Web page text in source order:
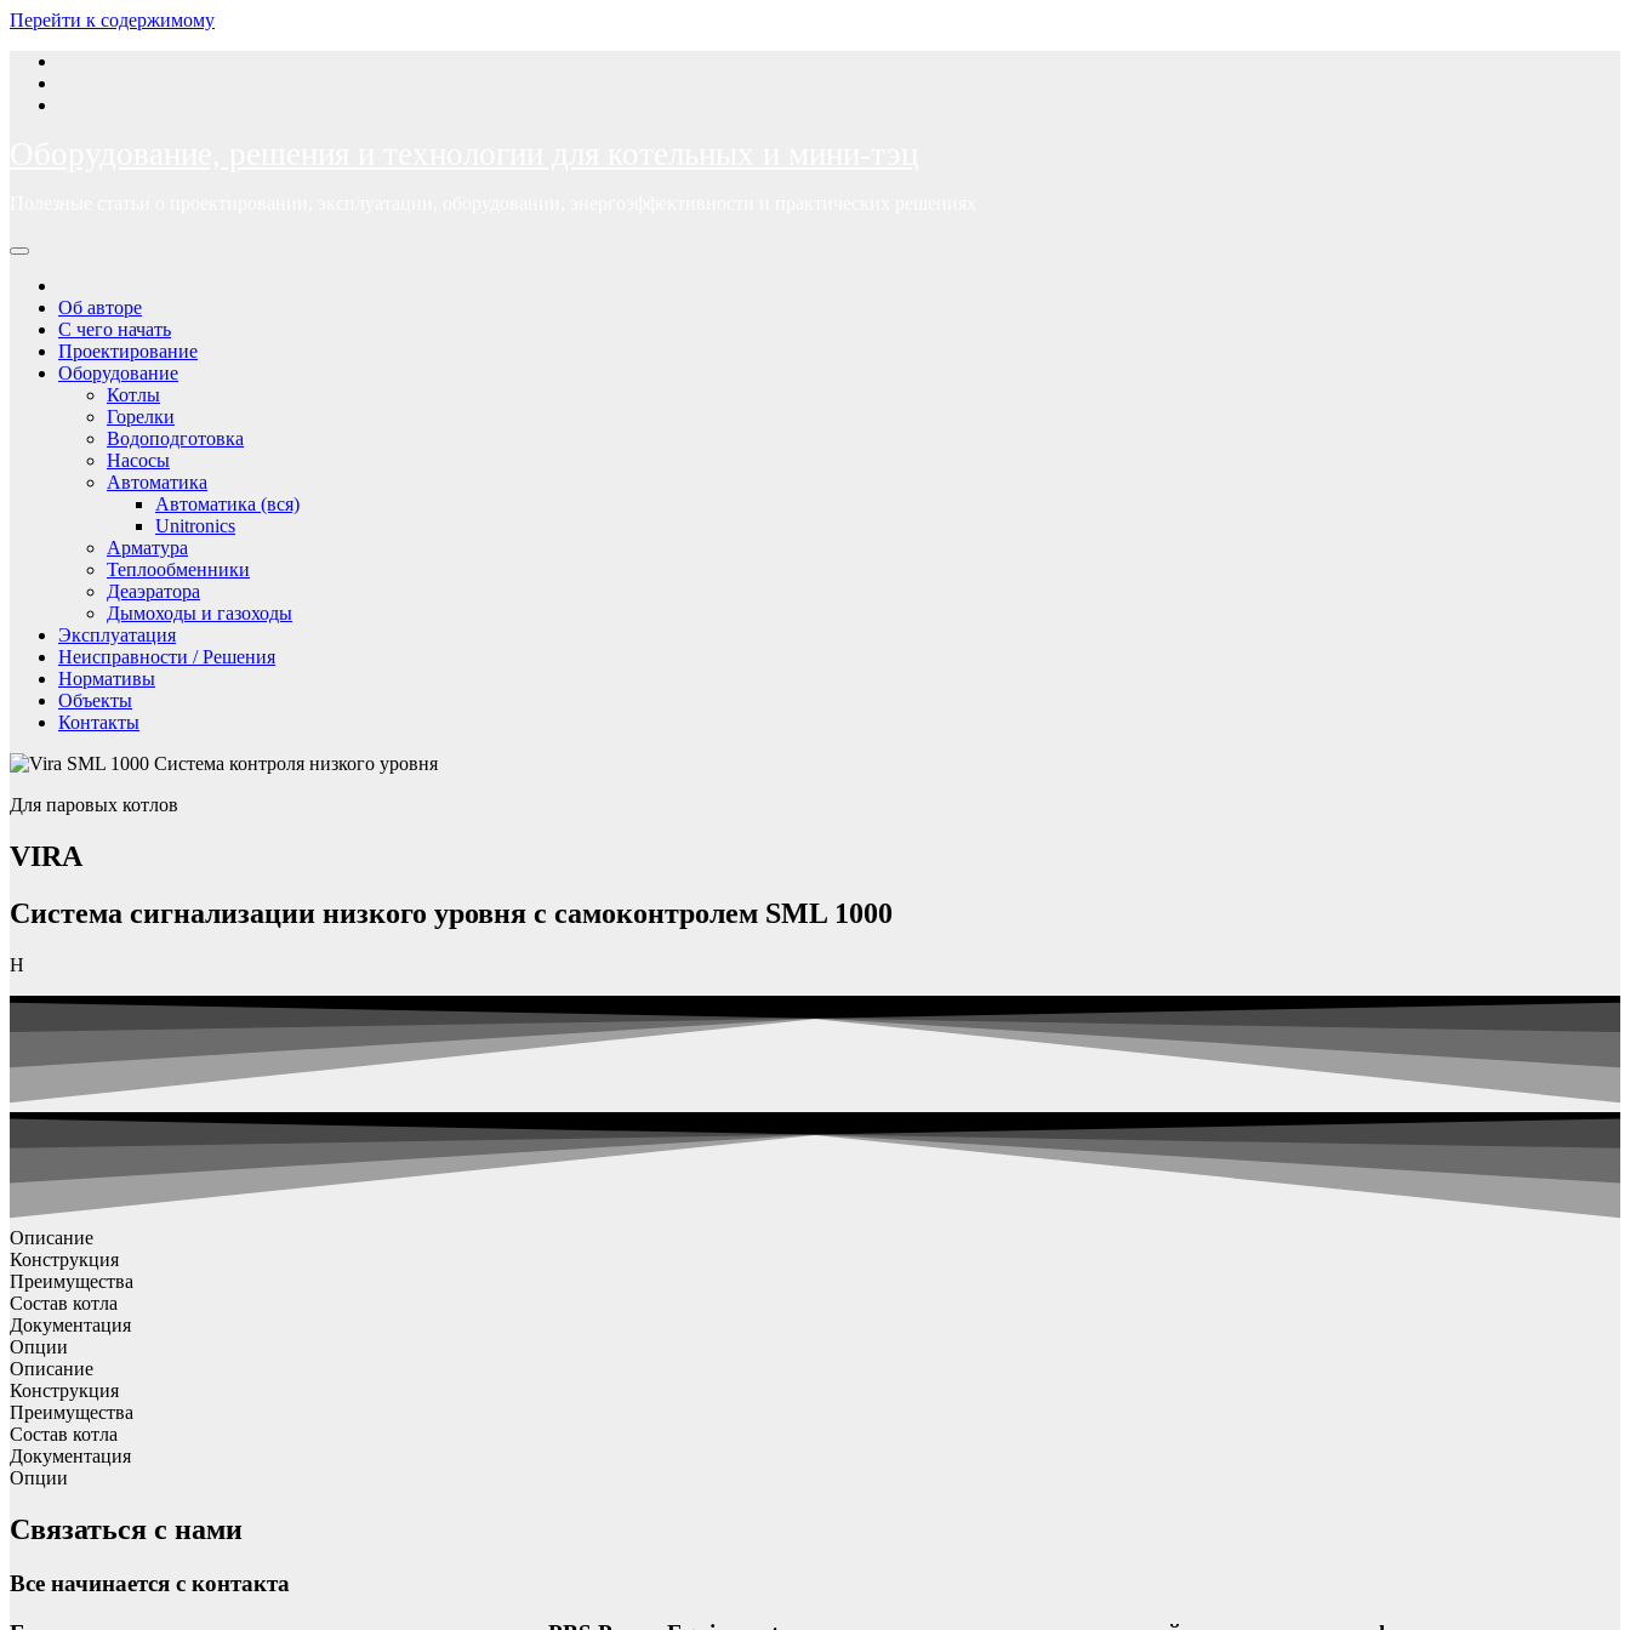
Перейти к содержимому
Об авторе
С чего начать
Проектирование
Оборудование
Котлы
Горелки
Водоподготовка
Насосы
Автоматика
Автоматика (вся)
Unitronics
Арматура
Теплообменники
Деаэратора
Дымоходы и газоходы
Эксплуатация
Неисправности / Решения
Нормативы
Объекты
Контакты
Для паровых котлов
VIRA
Система сигнализации низкого уровня с самоконтролем SML 1000
Н
Описание
Конструкция
Преимущества
Состав котла
Документация
Опции
Описание
Конструкция
Преимущества
Состав котла
Документация
Опции
Связаться с нами
Все начинается с контакта